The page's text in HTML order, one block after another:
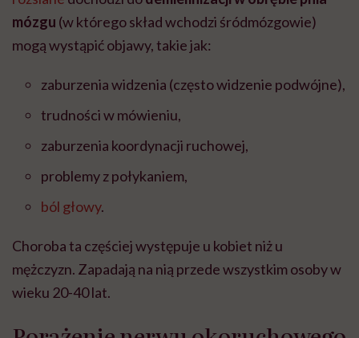
mózgu (w którego skład wchodzi śródmózgowie)
mogą wystąpić objawy, takie jak:
zaburzenia widzenia (często widzenie podwójne),
trudności w mówieniu,
zaburzenia koordynacji ruchowej,
problemy z połykaniem,
ból głowy.
Choroba ta częściej występuje u kobiet niż u
mężczyzn. Zapadają na nią przede wszystkim osoby w
wieku 20-40 lat.